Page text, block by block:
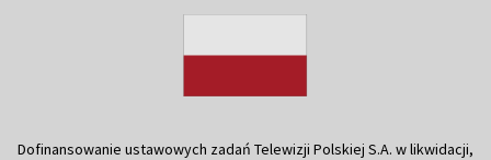
Dofinansowanie ustawowych zadań Telewizji Polskiej S.A. w likwidacji,